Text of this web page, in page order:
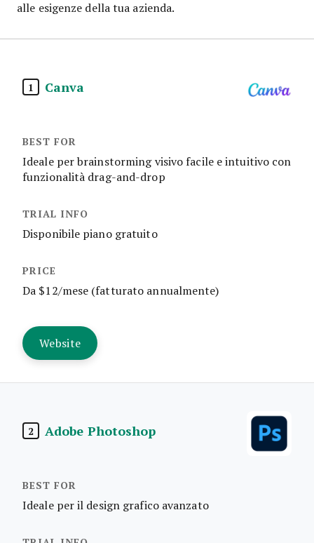
alle esigenze della tua azienda.
1 Canva
Ideale per brainstorming visivo facile e intuitivo con
funzionalità drag-and-drop
Disponibile piano gratuito
Da $12/mese (fatturato annualmente)
Website
2 Adobe Photoshop
Ideale per il design grafico avanzato